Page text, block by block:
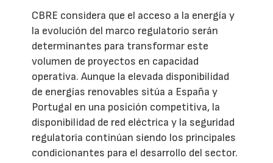
CBRE considera que el acceso a la energía y
la evolución del marco regulatorio serán
determinantes para transformar este
volumen de proyectos en capacidad
operativa. Aunque la elevada disponibilidad
de energías renovables sitúa a España y
Portugal en una posición competitiva, la
disponibilidad de red eléctrica y la seguridad
regulatoria continúan siendo los principales
condicionantes para el desarrollo del sector.